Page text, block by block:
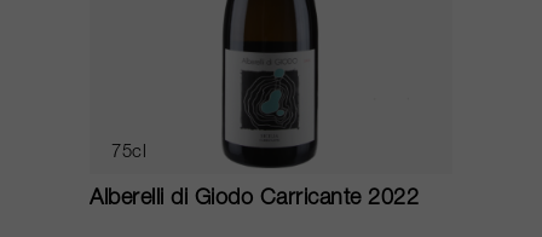
75cl
Alberelli di Giodo Carricante 2022